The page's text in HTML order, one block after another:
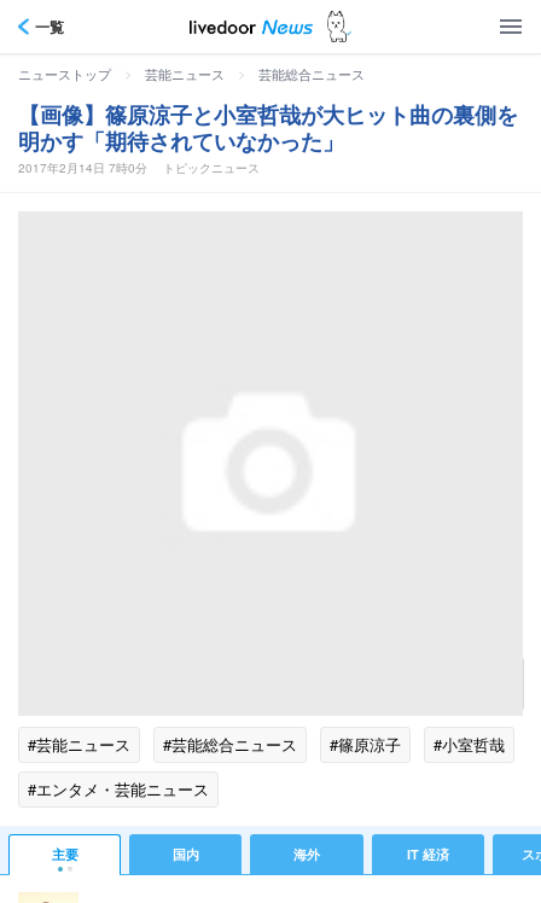
一覧
ニューストップ > 芸能ニュース > 芸能総合ニュース
【画像】篠原涼子と小室哲哉が大ヒット曲の裏側を
明かす「期待されていなかった」
2017年2月14日 7時0分 トピックニュース
#芸能ニュース #芸能総合ニュース #篠原涼子
#小室哲哉
#エンタメ・芸能ニュース
主要 国内 海外 IT 経済 ス